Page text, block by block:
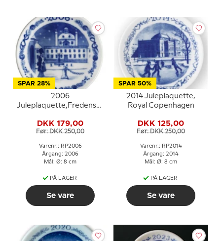
SPAR 28%
2006
Juleplaquette,Fredensborg
DKK 179,00
Før: DKK 250,00
Varenr.: RP2006
Årgang: 2006
Mål: Ø: 8 cm
PÅ LAGER
Se vare
SPAR 50%
2014 Juleplaquette,
Royal Copenhagen
DKK 125,00
Før: DKK 250,00
Varenr.: RP2014
Årgang: 2014
Mål: Ø: 8 cm
PÅ LAGER
Se vare